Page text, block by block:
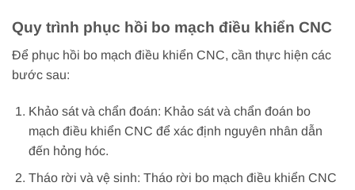
Quy trình phục hồi bo mạch điều khiển CNC
Để phục hồi bo mạch điều khiển CNC, cần thực hiện các
bước sau:
Khảo sát và chẩn đoán: Khảo sát và chẩn đoán bo
mạch điều khiển CNC để xác định nguyên nhân dẫn
đến hỏng hóc.
Tháo rời và vệ sinh: Tháo rời bo mạch điều khiển CNC